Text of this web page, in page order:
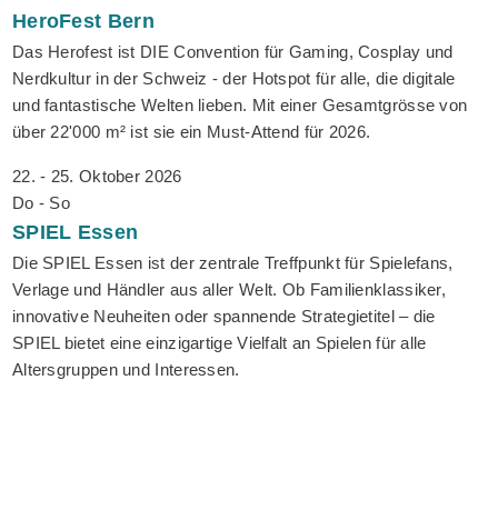
HeroFest Bern
Das Herofest ist DIE Convention für Gaming, Cosplay und
Nerdkultur in der Schweiz - der Hotspot für alle, die digitale
und fantastische Welten lieben. Mit einer Gesamtgrösse von
über 22'000 m² ist sie ein Must-Attend für 2026.
22. - 25. Oktober 2026
Do - So
SPIEL Essen
Die SPIEL Essen ist der zentrale Treffpunkt für Spielefans,
Verlage und Händler aus aller Welt. Ob Familienklassiker,
innovative Neuheiten oder spannende Strategietitel – die
SPIEL bietet eine einzigartige Vielfalt an Spielen für alle
Altersgruppen und Interessen.